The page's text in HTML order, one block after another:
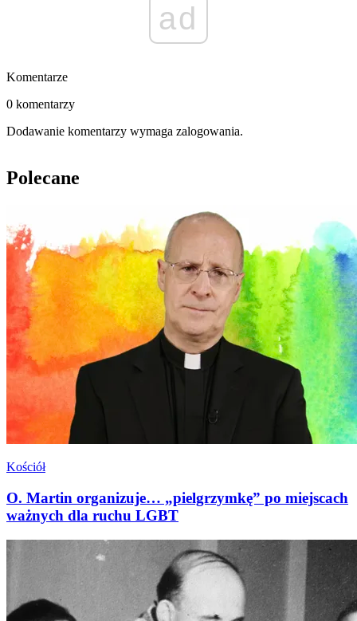
ad
Komentarze
0 komentarzy
Dodawanie komentarzy wymaga zalogowania.
Polecane
Kościół
O. Martin organizuje… „pielgrzymkę” po miejscach
ważnych dla ruchu LGBT